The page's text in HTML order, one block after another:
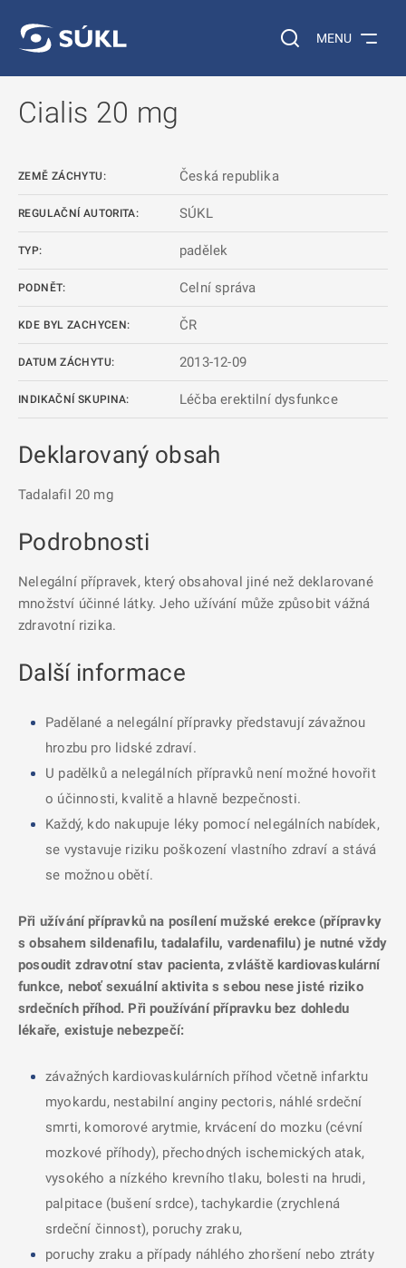
Vyhledávání na
MENU
Cialis 20 mg
ZEMĚ ZÁCHYTU: Česká republika
REGULAČNÍ AUTORITA: SÚKL
TYP: padělek
PODNĚT: Celní správa
KDE BYL ZACHYCEN: ČR
DATUM ZÁCHYTU: 2013-12-09
INDIKAČNÍ SKUPINA: Léčba erektilní dysfunkce
Deklarovaný obsah
Tadalafil 20 mg
Podrobnosti
Nelegální přípravek, který obsahoval jiné než deklarované
množství účinné látky. Jeho užívání může způsobit vážná
zdravotní rizika.
Další informace
Padělané a nelegální přípravky představují závažnou
hrozbu pro lidské zdraví.
U padělků a nelegálních přípravků není možné hovořit
o účinnosti, kvalitě a hlavně bezpečnosti.
Každý, kdo nakupuje léky pomocí nelegálních nabídek,
se vystavuje riziku poškození vlastního zdraví a stává
se možnou obětí.
Při užívání přípravků na posílení mužské erekce (přípravky
s obsahem sildenafilu, tadalafilu, vardenafilu) je nutné vždy
posoudit zdravotní stav pacienta, zvláště kardiovaskulární
funkce, neboť sexuální aktivita s sebou nese jisté riziko
srdečních příhod. Při používání přípravku bez dohledu
lékaře, existuje nebezpečí:
závažných kardiovaskulárních příhod včetně infarktu
myokardu, nestabilní anginy pectoris, náhlé srdeční
smrti, komorové arytmie, krvácení do mozku (cévní
mozkové příhody), přechodných ischemických atak,
vysokého a nízkého krevního tlaku, bolesti na hrudi,
palpitace (bušení srdce), tachykardie (zrychlená
srdeční činnost), poruchy zraku,
poruchy zraku a případy náhlého zhoršení nebo ztráty